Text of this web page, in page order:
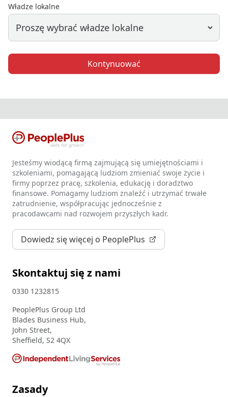
Władze lokalne
Kontynuować
Jesteśmy wiodącą firmą zajmującą się umiejętnościami i
szkoleniami, pomagającą ludziom zmieniać swoje życie i
firmy poprzez pracę, szkolenia, edukację i doradztwo
finansowe. Pomagamy ludziom znaleźć i utrzymać trwałe
zatrudnienie, współpracując jednocześnie z
pracodawcami nad rozwojem przyszłych kadr.
Dowiedz się więcej o PeoplePlus
Skontaktuj się z nami
0330 1232815
PeoplePlus Group Ltd
Blades Business Hub,
John Street,
Sheffield, S2 4QX
Zasady